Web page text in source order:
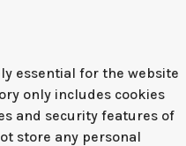
essential for the website
only includes cookies
and security features of
store any personal